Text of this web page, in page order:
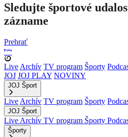
Sledujte športové
zázname
Prehrať
Live Archív TV program Športy
JOJ JOJ PLAY NOVINY
JOJ Šport
Live Archív TV program Športy
JOJ Šport
Live Archív TV program Športy
Športy